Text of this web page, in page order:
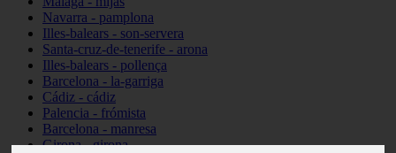
Navarra - pamplona
Illes-balears - son-servera
Santa-cruz-de-tenerife - arona
Illes-balears - pollença
Barcelona - la-garriga
Cádiz - cádiz
Palencia - frómista
Barcelona - manresa
Girona - girona